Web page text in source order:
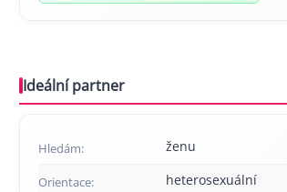
Ideální partner
Hledám: ženu
Orientace: heterosexuální